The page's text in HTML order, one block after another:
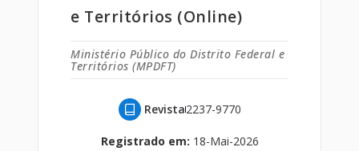
e Territórios (Online)
Ministério Público do Distrito Federal e
Territórios (MPDFT)
Revista2237-9770
Registrado em: 18-Mai-2026